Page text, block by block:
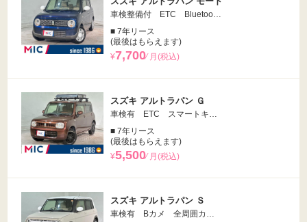
車検整備付 ETC Bluetoo…
■ 7年リース
(最後はもらえます)
¥7,700⁄ 月(税込)
スズキ アルトラパン Ｇ
車検有 ETC スマートキ…
■ 7年リース
(最後はもらえます)
¥5,500⁄ 月(税込)
スズキ アルトラパン Ｓ
車検有 Bカメ 全周囲カ…